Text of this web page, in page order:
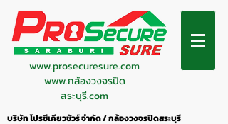
www.prosecuresure.com
www.กล้องวงจรปิด
สระบุรี.com
บริษัท โปรซีเคียวชัวร์ จำกัด / กล้องวงจรปิดสระบุรี